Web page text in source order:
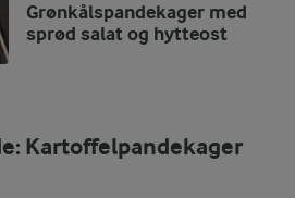
Grønkålspandekager med
sprød salat og hytteost
Kartoffelpandekager